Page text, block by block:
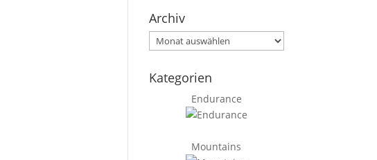
Archiv
Archiv
Kategorien
Endurance
Mountains